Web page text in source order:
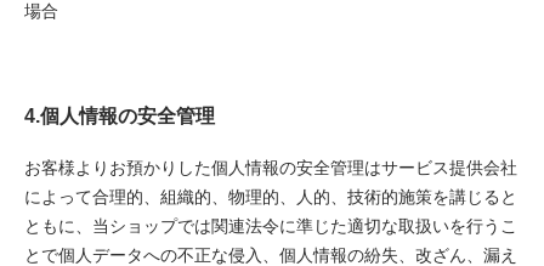
場合
4.個人情報の安全管理
お客様よりお預かりした個人情報の安全管理はサービス提供会社
によって合理的、組織的、物理的、人的、技術的施策を講じると
ともに、当ショップでは関連法令に準じた適切な取扱いを行うこ
とで個人データへの不正な侵入、個人情報の紛失、改ざん、漏え